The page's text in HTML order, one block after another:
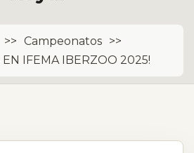
>> Campeonatos >>
EN IFEMA IBERZOO 2025!